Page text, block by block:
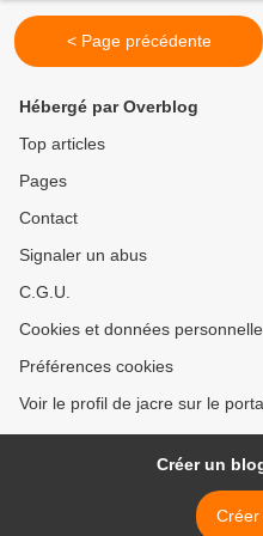
< Page précédente
Hébergé par Overblog
Top articles
Pages
Contact
Signaler un abus
C.G.U.
Cookies et données
Préférences cookies
Voir le profil de jacre sur le
Créer un
Créer